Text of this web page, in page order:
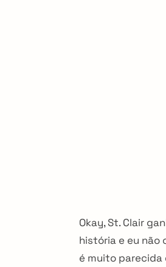
Okay, St. Clair
história e eu não
é muito parecida